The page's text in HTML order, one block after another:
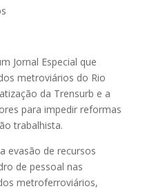
Jornal Especial que
metroviários do Rio
da Trensurb e a
para impedir reformas
trabalhista.
evasão de recursos
de pessoal nas
metroferroviários,